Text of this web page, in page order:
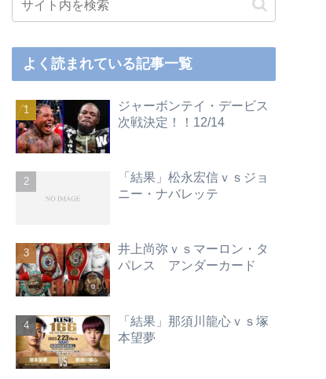
よく読まれている記事一覧
ジャーボンテイ・デービス
次戦決定！！12/14
「結果」松永宏信ｖｓジョ
ニー・ナバレッテ
井上尚弥ｖｓマーロン・タ
パレス アンダーカード
「結果」那須川龍心ｖｓ塚
本望夢